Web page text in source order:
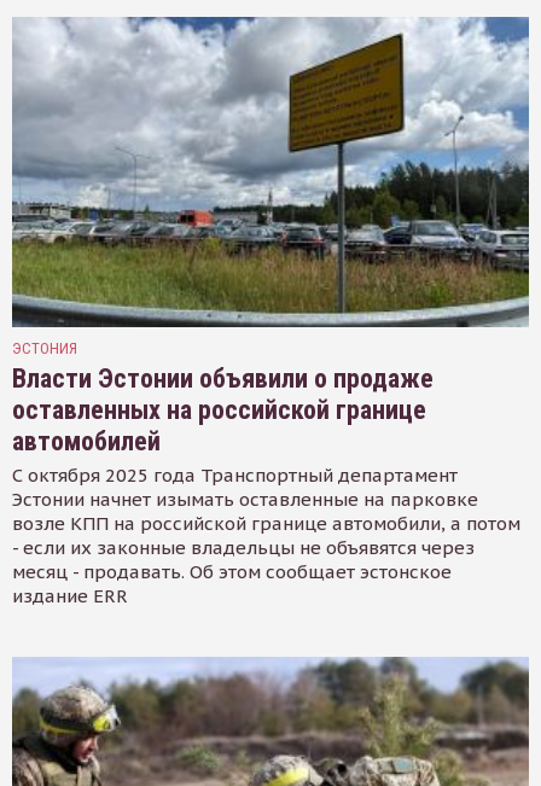
ЭСТОНИЯ
Власти Эстонии объявили о продаже
оставленных на российской границе
автомобилей
С октября 2025 года Транспортный департамент
Эстонии начнет изымать оставленные на парковке
возле КПП на российской границе автомобили, а потом
- если их законные владельцы не объявятся через
месяц - продавать. Об этом сообщает эстонское
издание ERR